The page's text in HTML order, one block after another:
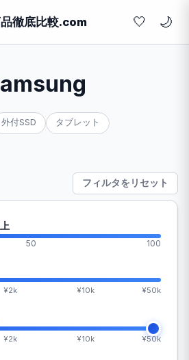
徹底比較.com 🤍
外付SSD タブレット
フィルタをリセット
50 100
¥2k ¥10k ¥50k
¥2k ¥10k ¥50k